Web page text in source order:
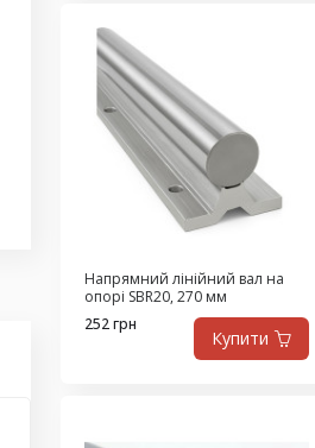
Напрямний лінійний вал на
опорі SBR20, 270 мм
252 грн
Купити